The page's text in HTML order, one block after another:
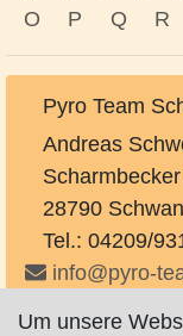
O
P Q R
Pyro Team
Andreas
28790
Tel.: 04209/
info@pyro-
Um unsere